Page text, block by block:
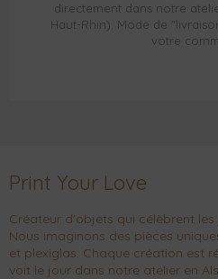
directement dans notre
Haut-Rhin). Mode de
votre
Print Your Love
Créateur d'objets qui célèbrent
Nous imaginons des pièces
et plexiglas. Chaque création est
voit le jour dans notre atelier en